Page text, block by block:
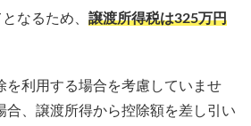
なるため、 譲渡所得税は325万円
利用する場合を考慮していませ
合、譲渡所得から控除額を差し引い